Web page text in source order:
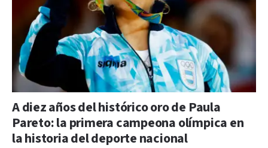
A diez años del histórico oro de Paula
Pareto: la primera campeona olímpica en
la historia del deporte nacional